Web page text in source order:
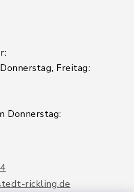
Freitag:
Donnerstag:
rickling.de